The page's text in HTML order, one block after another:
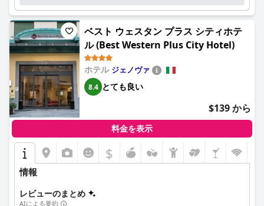
ホテルの朝食については、賛否両論があります。多くの人が、甘
いもの、新鮮なケーキやペストリーが豊富に揃った、種類豊富な
ビュッフェを高く評価していますが、塩味のオプションの少なさ
や、サービスの組織化を批判する人もいます。夕食は、特にハー
フボードで提供される4コースメニューの質と雰囲気が高く評価
されていますが、メニューのサイズとサービスの一貫性のなさは
改善の余地があります。
清潔さに関しては、ホテルは高い水準を維持しており、手入れの
行き届いた敷地と、手つかずのプライベートビーチエリアが特徴
です。ナイトスタンドの上の埃などの小さな問題が指摘されてい
るだけです。
全体的に快適ですが、ベッドについては意見が分かれており、ほ
とんどのゲストは満足しており、広々として設備も整っていると
感じていますが、マットレスの硬さや寝具の交換に問題があると
いう意見も少数あります。
ベスト ウェスタン プラス シティホテ
ル (Best Western Plus City Hotel)
ホテル ジェノヴァ
8.4 とても良い
$139 から
料金を表示
$
情報
レビューのまとめ
AIによる要約